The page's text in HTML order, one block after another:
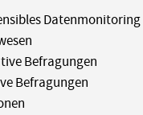
Datenmonitoring
Befragungen
Befragungen